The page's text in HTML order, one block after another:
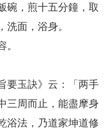
碗，煎十五分鐘，取
面，浴身。
要玉訣》云：「两手
三周而止，能盡摩身
浴法，乃道家坤道修